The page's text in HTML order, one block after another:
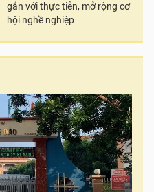
gắn với thực tiễn, mở rộng cơ
hội nghề nghiệp